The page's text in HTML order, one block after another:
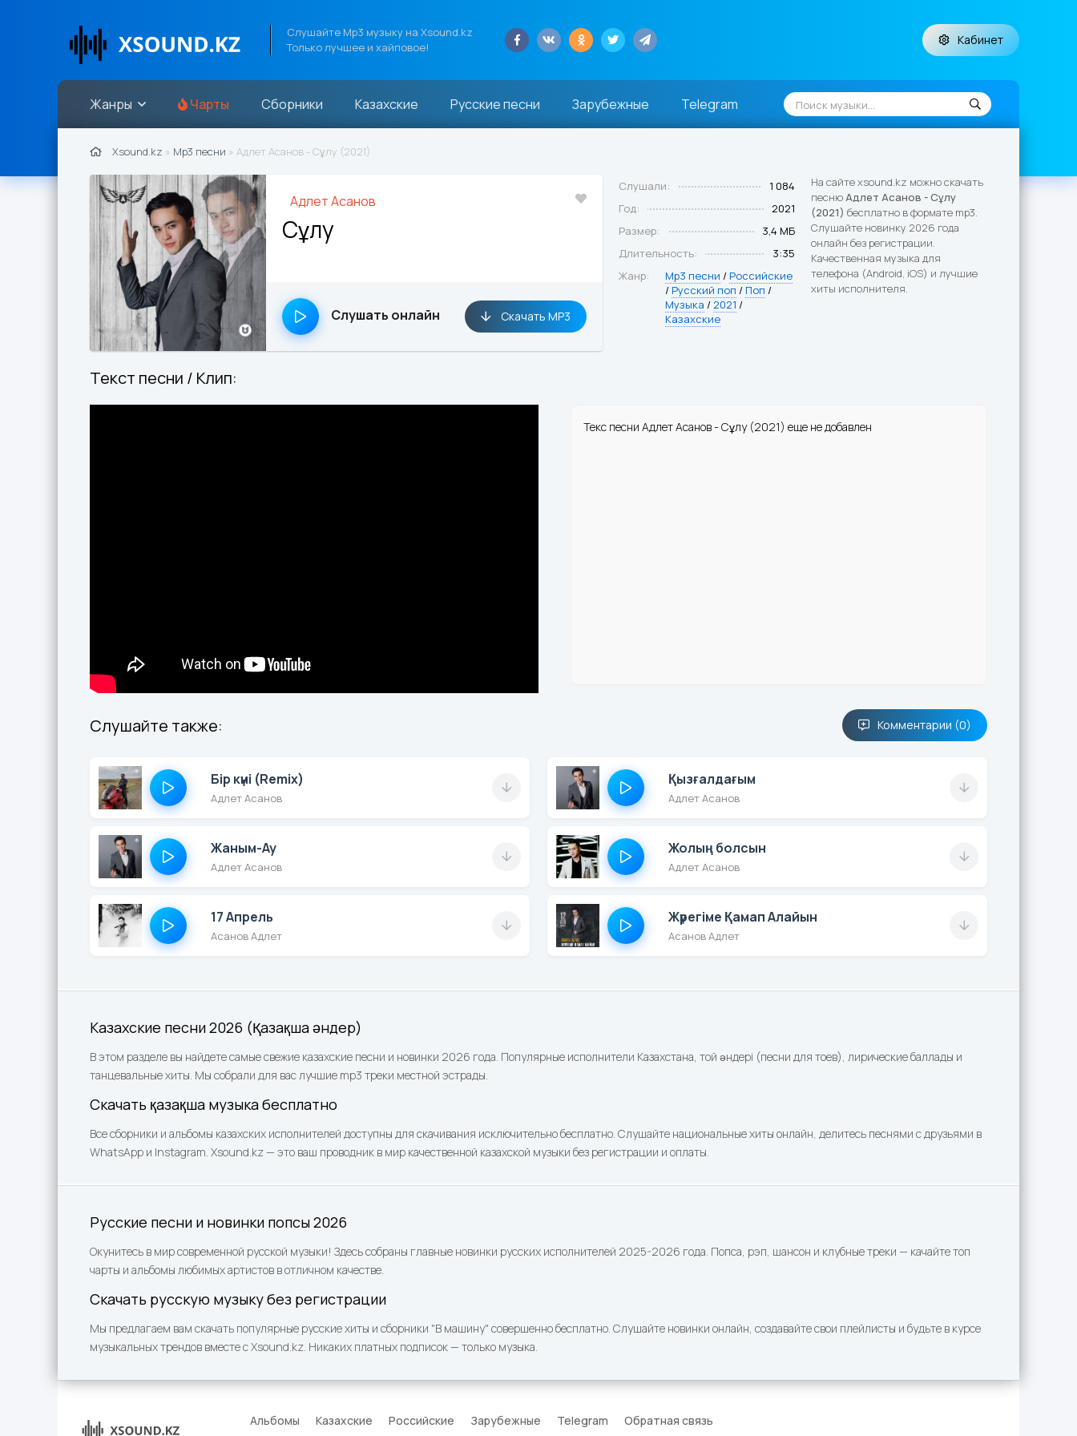
Слушайте Mp3 музыку на Xsound.kz
Только лучшее и хайповое!
Кабинет
Жанры Чарты Сборники Казахские Русские песни Зарубежные Telegram
Казахские песни 2026 (Қазақша әндер)
В этом разделе вы найдете самые свежие казахские песни и новинки 2026 года. Популярные исполнители Казахстана, той әндері (песни для тоев), лирические баллады и
танцевальные хиты. Мы собрали для вас лучшие mp3 треки местной эстрады.
Скачать қазақша музыка бесплатно
Все сборники и альбомы казахских исполнителей доступны для скачивания исключительно бесплатно. Слушайте национальные хиты онлайн, делитесь песнями с друзьями в
WhatsApp и Instagram. Xsound.kz — это ваш проводник в мир качественной казахской музыки без регистрации и оплаты.
Русские песни и новинки попсы 2026
Окунитесь в мир современной русской музыки! Здесь собраны главные новинки русских исполнителей 2025-2026 года. Попса, рэп, шансон и клубные треки — качайте топ
чарты и альбомы любимых артистов в отличном качестве.
Скачать русскую музыку без регистрации
Мы предлагаем вам скачать популярные русские хиты и сборники "В машину" совершенно бесплатно. Слушайте новинки онлайн, создавайте свои плейлисты и будьте в курсе
музыкальных трендов вместе с Xsound.kz. Никаких платных подписок — только музыка.
Xsound.kz » Mp3 песни » Адлет Асанов - Сұлу (2021)
Адлет Асанов
Сұлу
Слушать онлайн Скачать MP3
Слушали:
1 084
Год:
2021
Размер:
3,4 МБ
Длительность:
3:35
Жанр:
Mp3 песни / Российские
/ Русский поп / Поп /
Музыка / 2021 /
Казахские
На сайте xsound.kz можно скачать
песнюАдлет Асанов - Сұлу
(2021) бесплатно в формате mp3.
Слушайте новинку 2026 года
онлайн без регистрации.
Качественная музыка для
телефона (Android, iOS) и лучшие
хиты исполнителя.
Текст песни / Клип:
Текс песни Адлет Асанов - Сұлу (2021) еще не добавлен
Слушайте также: Комментарии (0)
Бір күні (Remix)
Адлет Асанов
Қызғалдағым
Адлет Асанов
Жаным-Ау
Адлет Асанов
Жолың болсын
Адлет Асанов
17 Апрель
Асанов Адлет
Жүрегіме Қамап Алайын
Асанов Адлет
Альбомы Казахские Российские Зарубежные Telegram Обратная связь